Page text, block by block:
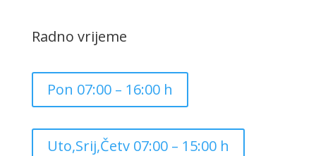
Radno vrijeme
Pon 07:00 – 16:00 h
Uto,Srij,Četv 07:00 – 15:00 h